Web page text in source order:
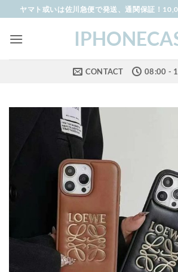
to
content
ヤマト或いは佐川急便で発送、通関保証！
CONTACT 08:00 -